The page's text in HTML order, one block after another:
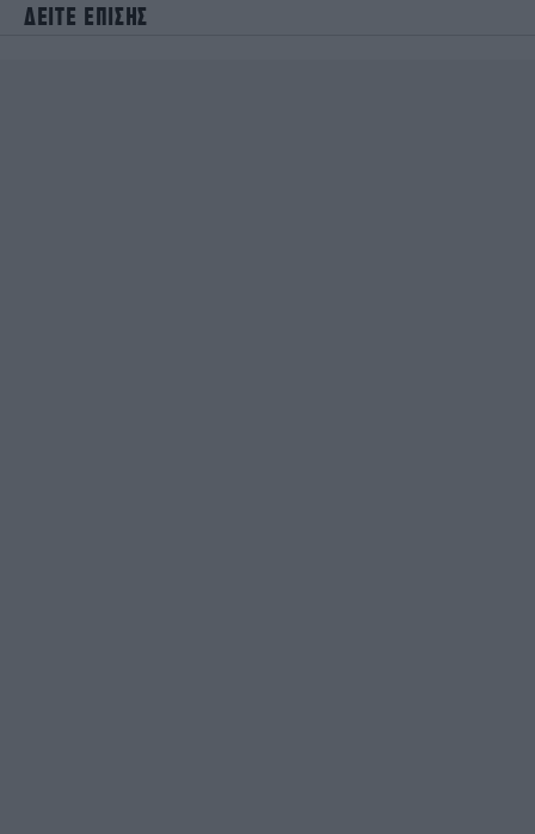
ΔΕΙΤΕ ΕΠΙΣΗΣ